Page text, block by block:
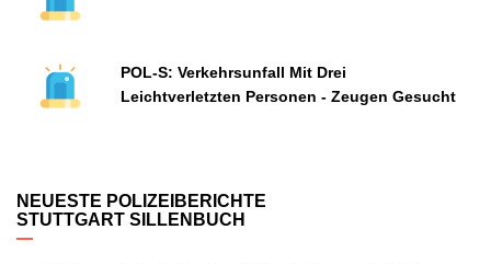
POL-S: Verkehrsunfall Mit Drei
Leichtverletzten Personen - Zeugen Gesucht
NEUESTE POLIZEIBERICHTE
STUTTGART SILLENBUCH